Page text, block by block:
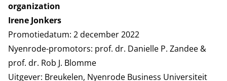
organization
Irene Jonkers
Promotiedatum: 2 december 2022
Nyenrode-promotors: prof. dr. Danielle P. Zandee &
prof. dr. Rob J. Blomme
Uitgever: Breukelen, Nyenrode Business Universiteit